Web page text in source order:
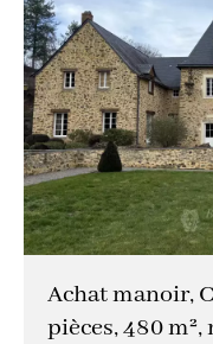
Achat manoir,
pièces, 480